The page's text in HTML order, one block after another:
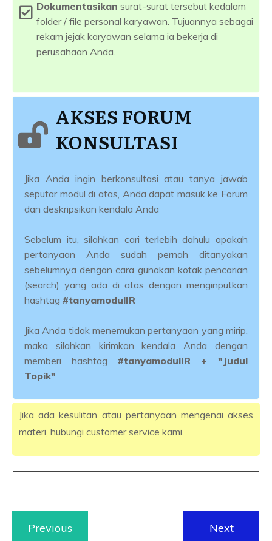
Dokumentasikan surat-surat tersebut kedalam
folder / file personal karyawan. Tujuannya sebagai
rekam jejak karyawan selama ia bekerja di
perusahaan Anda.
AKSES FORUM
KONSULTASI
Jika Anda ingin berkonsultasi atau tanya jawab
seputar modul di atas, Anda dapat masuk ke Forum
dan deskripsikan kendala Anda
Sebelum itu, silahkan cari terlebih dahulu apakah
pertanyaan Anda sudah pernah ditanyakan
sebelumnya dengan cara gunakan kotak pencarian
(search) yang ada di atas dengan menginputkan
hashtag #tanyamodulIR
Jika Anda tidak menemukan pertanyaan yang mirip,
maka silahkan kirimkan kendala Anda dengan
memberi hashtag #tanyamodulIR + "Judul
Topik"
Jika ada kesulitan atau pertanyaan mengenai akses
materi, hubungi customer service kami.
Previous
Next